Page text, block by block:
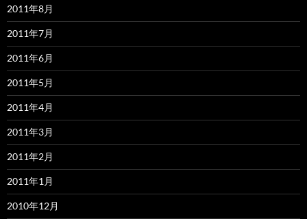
2011年8月
2011年7月
2011年6月
2011年5月
2011年4月
2011年3月
2011年2月
2011年1月
2010年12月